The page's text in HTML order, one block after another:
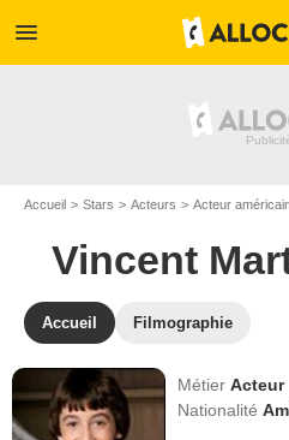
menu
Accueil Stars Acteurs Acteur
Vincent
Accueil Filmographie
MétierActeur
Nationalité